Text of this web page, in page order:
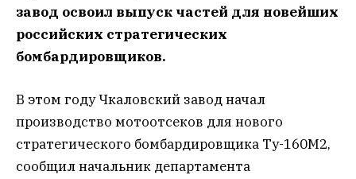
завод освоил выпуск частей для новейших
российских стратегических
бомбардировщиков.
В этом году Чкаловский завод начал
производство мотоотсеков для нового
стратегического бомбардировщика Ту-160М2,
сообщил начальник департамента